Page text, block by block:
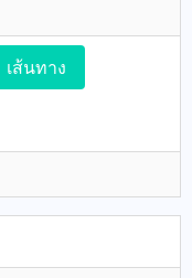
เส้นทาง